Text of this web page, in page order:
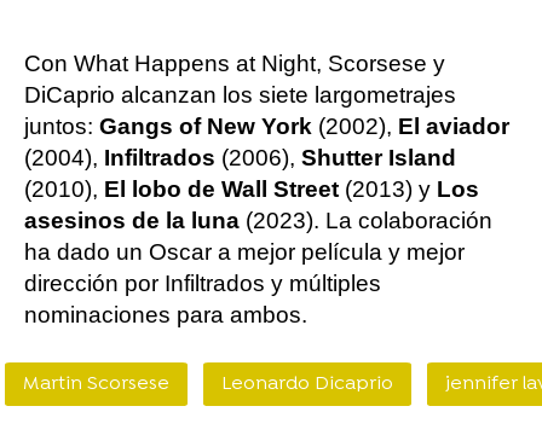
Con What Happens at Night, Scorsese y
DiCaprio alcanzan los siete largometrajes
juntos: Gangs of New York (2002), El aviador
(2004), Infiltrados (2006), Shutter Island
(2010), El lobo de Wall Street (2013) y Los
asesinos de la luna (2023). La colaboración
ha dado un Oscar a mejor película y mejor
dirección por Infiltrados y múltiples
nominaciones para ambos.
Martin Scorsese Leonardo Dicaprio jennifer